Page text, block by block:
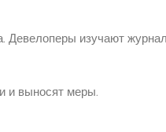
Девелоперы изучают
и выносят меры.